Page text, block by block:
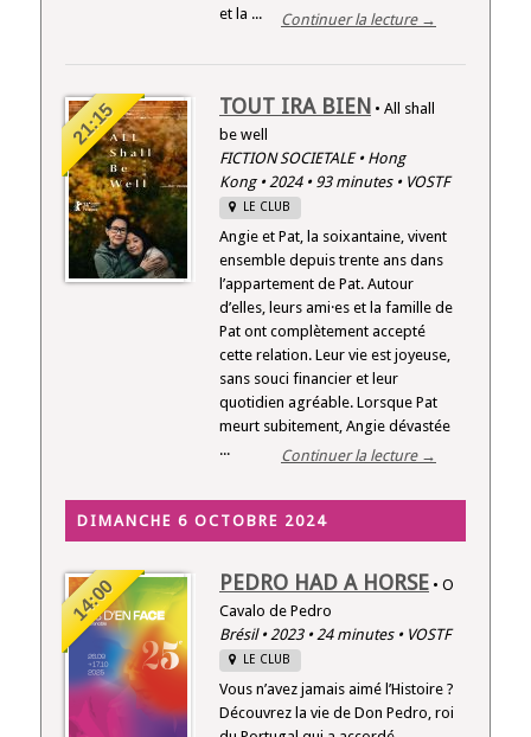
et la ...
Continuer la lecture →
21:15 TOUT IRA BIEN • All shall
be well
FICTION SOCIETALE • Hong
Kong • 2024 • 93 minutes • VOSTF
LE CLUB
Angie et Pat, la soixantaine, vivent
ensemble depuis trente ans dans
l’appartement de Pat. Autour
d’elles, leurs ami·es et la famille de
Pat ont complètement accepté
cette relation. Leur vie est joyeuse,
sans souci financier et leur
quotidien agréable. Lorsque Pat
meurt subitement, Angie dévastée
...
Continuer la lecture →
DIMANCHE 6 OCTOBRE 2024
14:00 PEDRO HAD A HORSE • O
Cavalo de Pedro
Brésil • 2023 • 24 minutes • VOSTF
LE CLUB
Vous n’avez jamais aimé l’Histoire ?
Découvrez la vie de Don Pedro, roi